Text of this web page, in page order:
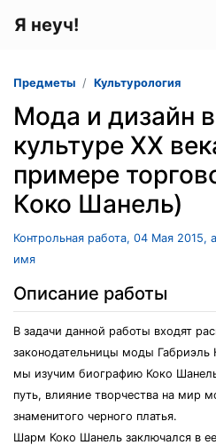
Я неуч!
Предметы Культурология
Мода и дизайн
культуре XX
примере
Коко Шанель)
Контрольная работа, 04 Мая 2015,
имя
Описание работы
В задачи данной работы входят
законодательницы моды Габриэль
мы изучим биографию Коко
путь, влияние творчества на мир
знаменитого черного платья.
Шарм Коко Шанель заключался в